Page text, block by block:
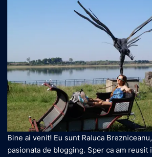
Bine ai venit! Eu sunt Raluca
pasionata de blogging. Sper ca am reusit